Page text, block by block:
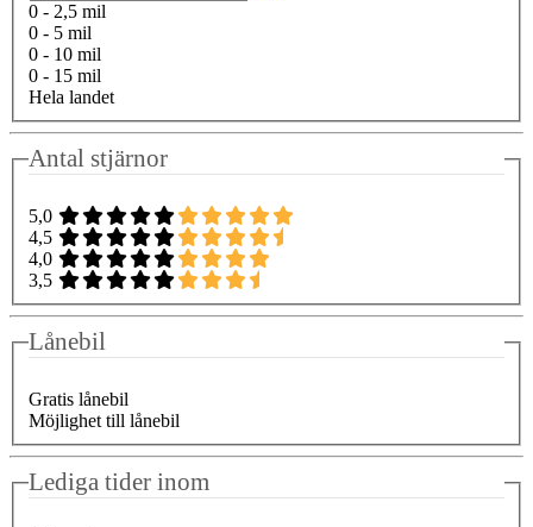
0 - 2,5 mil
0 - 5 mil
0 - 10 mil
0 - 15 mil
Hela landet
Antal stjärnor
5,0
4,5
4,0
3,5
Lånebil
Gratis lånebil
Möjlighet till lånebil
Lediga tider inom